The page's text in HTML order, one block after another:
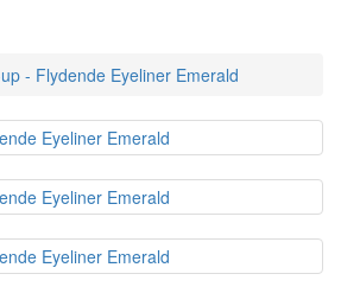
- Flydende Eyeliner Emerald